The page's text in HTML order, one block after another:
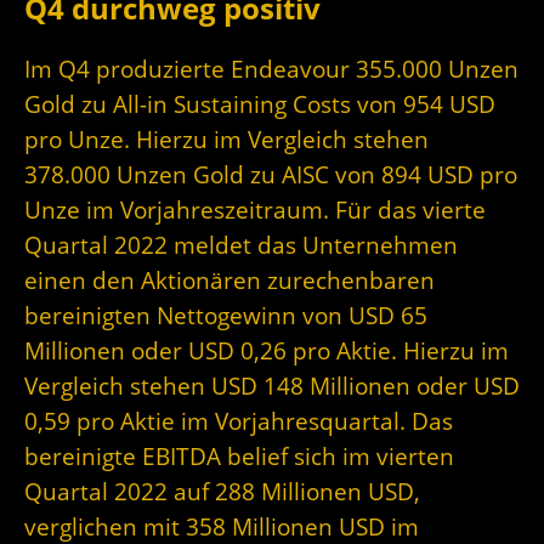
Q4 durchweg positiv
Im Q4 produzierte Endeavour 355.000 Unzen
Gold zu All-in Sustaining Costs von 954 USD
pro Unze. Hierzu im Vergleich stehen
378.000 Unzen Gold zu AISC von 894 USD pro
Unze im Vorjahreszeitraum. Für das vierte
Quartal 2022 meldet das Unternehmen
einen den Aktionären zurechenbaren
bereinigten Nettogewinn von USD 65
Millionen oder USD 0,26 pro Aktie. Hierzu im
Vergleich stehen USD 148 Millionen oder USD
0,59 pro Aktie im Vorjahresquartal. Das
bereinigte EBITDA belief sich im vierten
Quartal 2022 auf 288 Millionen USD,
verglichen mit 358 Millionen USD im